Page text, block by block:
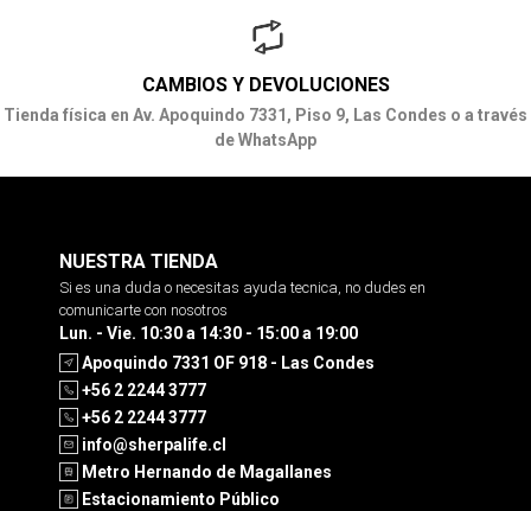
CAMBIOS Y DEVOLUCIONES
Tienda física en Av. Apoquindo 7331, Piso 9, Las Condes o a través
de WhatsApp
NUESTRA TIENDA
Si es una duda o necesitas ayuda tecnica, no dudes en
comunicarte con nosotros
Lun. - Vie. 10:30 a 14:30 - 15:00 a 19:00
Apoquindo 7331 OF 918 - Las Condes
+56 2 2244 3777
+56 2 2244 3777
info@sherpalife.cl
Metro Hernando de Magallanes
Estacionamiento Público